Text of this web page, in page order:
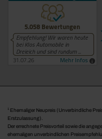
1 Ehemaliger Neupreis (Unverbindliche
Erstzulassung).
Der errechnete Preisvorteil sowie die
ehemaligen unverbindlichen